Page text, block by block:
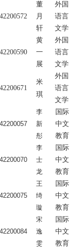
董
月
轩
外国
语言
文学
黄
一
展
外国
语言
文学
米
琪
外国
语言
文学
李
新
彤
国际
中文
教育
李
士
龙
国际
中文
教育
王
绮
璇
国际
中文
教育
宋
逸
雯
国际
中文
教育